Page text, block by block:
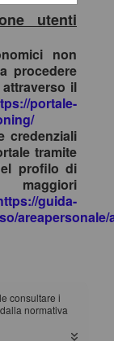
utenti
non
procedere
il
portale-
credenziali
tramite
profilo di
guida-
areapersonale/
consultare i
normativa